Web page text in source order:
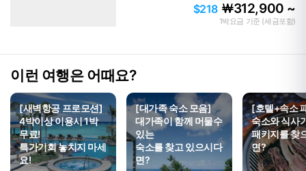
$218 ￦312,900 ~
1박요금 기준 (세금포함)
이런 여행은 어때요?
[새벽항공 프로모션]
4박이상 이용시 1박
무료!
특가기회 놓치지 마세
요!
[대가족 숙소 모음]
대가족이 함께 머물수
있는
숙소를 찾고 있으시다
면?
[호텔+속소
숙소와 식사
패키지를 찾
면?